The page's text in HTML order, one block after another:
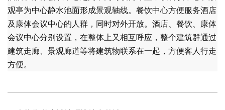
观亭为中心静水池面形成景观轴线。餐饮中心方便服务酒店
及康体会议中心的人群，同时对外开放。酒店、餐饮、康体
会议中心分别设置，在整体上又相互呼应，整个建筑群通过
建筑走廊、景观廊道等将建筑物联系在一起，方便客人行走
方便。